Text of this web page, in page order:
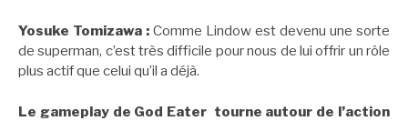
Yosuke Tomizawa : Comme Lindow est devenu une sorte
de superman, c’est très difficile pour nous de lui offrir un rôle
plus actif que celui qu’il a déjà.
Le gameplay de God Eater tourne autour de l’action